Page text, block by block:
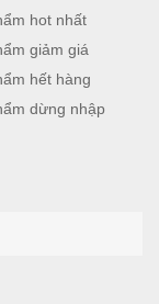
hot nhất
giảm giá
hết hàng
dừng nhập